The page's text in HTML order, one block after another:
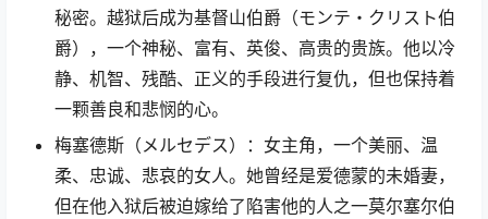
秘密。越狱后成为基督山伯爵（モンテ・クリスト伯
爵），一个神秘、富有、英俊、高贵的贵族。他以冷
静、机智、残酷、正义的手段进行复仇，但也保持着
一颗善良和悲悯的心。
梅塞德斯（メルセデス）：女主角，一个美丽、温
柔、忠诚、悲哀的女人。她曾经是爱德蒙的未婚妻，
但在他入狱后被迫嫁给了陷害他的人之一莫尔塞尔伯